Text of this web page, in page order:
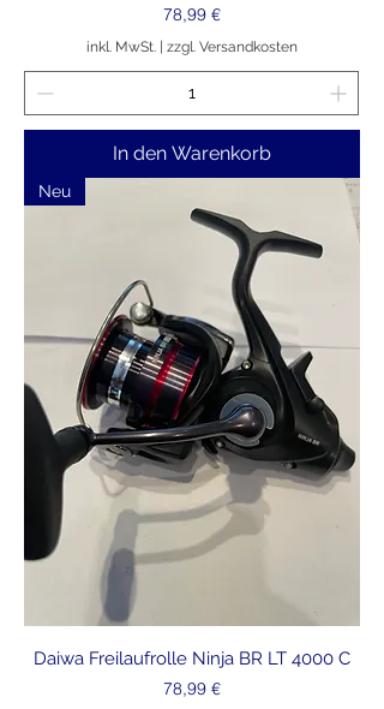
Preis
78,99 €
inkl. MwSt. | zzgl. Versandkosten
In den Warenkorb
Neu
Daiwa Freilaufrolle Ninja BR LT 4000 C
Preis
78,99 €